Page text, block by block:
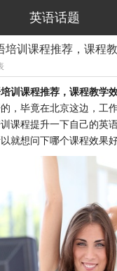
英语话题
培训课程推荐，课程
训课程推荐，课程教学
，毕竟在北京这边，工
课程提升一下自己的英
就想问下哪个课程效果